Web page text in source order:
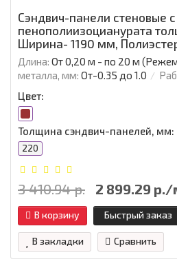
Сэндвич-панели стеновые
пенополиизоцианурата
Ширина- 1190 мм, Полиэстер
Длина: От 0,20 м - по 20 м
металла, мм: От-0.35 до 1.0
Цвет:
Толщина сэндвич-панелей, мм:
220
3 410.94 р. 2 899.29
В корзину Быстрый заказ
В закладки Сравнить